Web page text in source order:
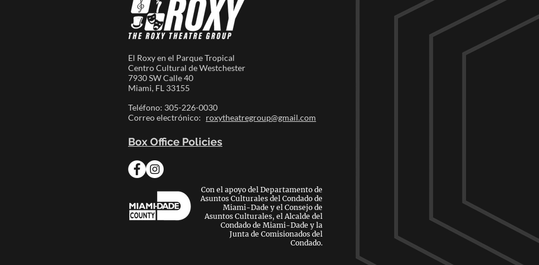
El Roxy en el Parque Tropical
Centro Cultural de Westchester
7930 SW Calle 40
Miami, FL 33155
Teléfono: 305-226-0030
Correo electrónico: roxytheatregroup@gmail.com
Box Office Policies
Con el apoyo del Departamento de
Asuntos Culturales del Condado de
Miami-Dade y el Consejo de
Asuntos Culturales, el Alcalde del
Condado de Miami-Dade y la
Junta de Comisionados del
Condado.